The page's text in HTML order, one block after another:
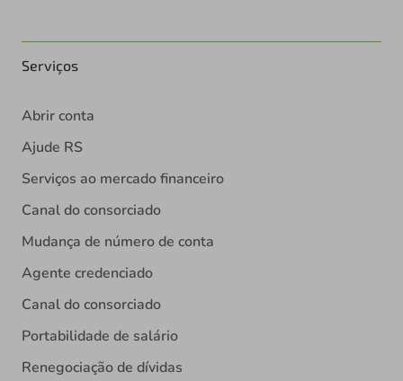
Serviços
Abrir conta
Ajude RS
Serviços ao mercado financeiro
Canal do consorciado
Mudança de número de conta
Agente credenciado
Canal do consorciado
Portabilidade de salário
Renegociação de dívidas